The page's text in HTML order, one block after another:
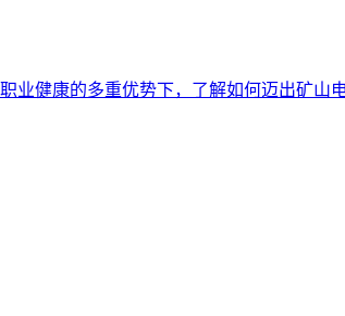
业健康的多重优势下，了解如何迈出矿山